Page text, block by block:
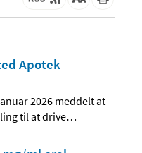
Apotek
2026 meddelt at
til at drive…